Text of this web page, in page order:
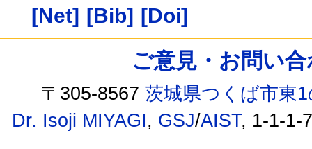
[Net] [Bib] [Doi]
ご意見・お問い
〒305-8567茨城県つくば市東
Dr. Isoji MIYAGI, GSJ/AIST, 1-1-1-